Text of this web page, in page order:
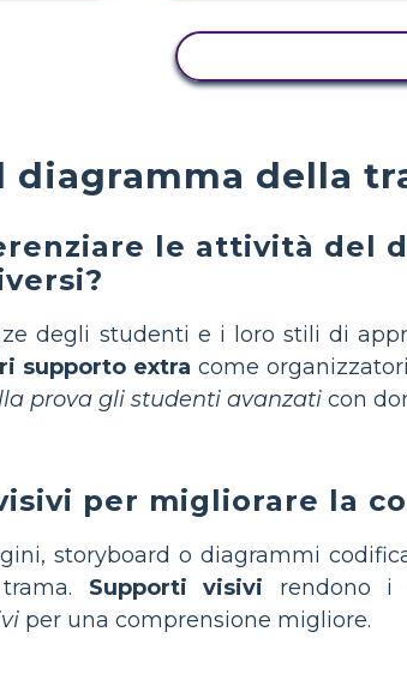
diagramma della
le attività del
degli studenti e i loro stili di
supporto extra come
prova gli studenti avanzati con
per migliorare la
storyboard o diagrammi
Supporti visivi rendono i
per una comprensione migliore.